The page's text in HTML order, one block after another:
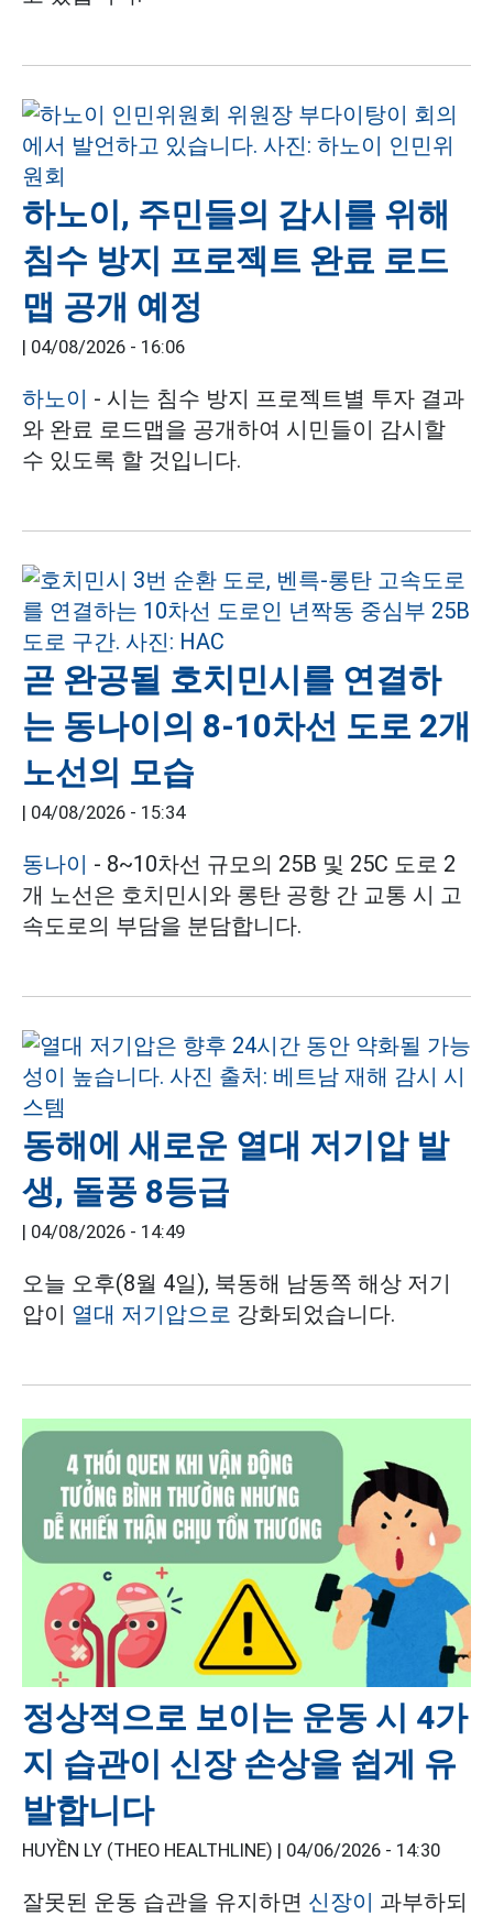
하노이, 주민들의 감시를 위해
침수 방지 프로젝트 완료 로드
맵 공개 예정
| 04/08/2026 - 16:06
하노이 - 시는 침수 방지 프로젝트별 투자 결과
와 완료 로드맵을 공개하여 시민들이 감시할
수 있도록 할 것입니다.
곧 완공될 호치민시를 연결하
는 동나이의 8-10차선 도로 2개
노선의 모습
| 04/08/2026 - 15:34
동나이 - 8~10차선 규모의 25B 및 25C 도로 2
개 노선은 호치민시와 롱탄 공항 간 교통 시 고
속도로의 부담을 분담합니다.
동해에 새로운 열대 저기압 발
생, 돌풍 8등급
| 04/08/2026 - 14:49
오늘 오후(8월 4일), 북동해 남동쪽 해상 저기
압이 열대 저기압으로 강화되었습니다.
정상적으로 보이는 운동 시 4가
지 습관이 신장 손상을 쉽게 유
발합니다
HUYỀN LY (THEO HEALTHLINE) | 04/06/2026 - 14:30
잘못된 운동 습관을 유지하면 신장이 과부하되